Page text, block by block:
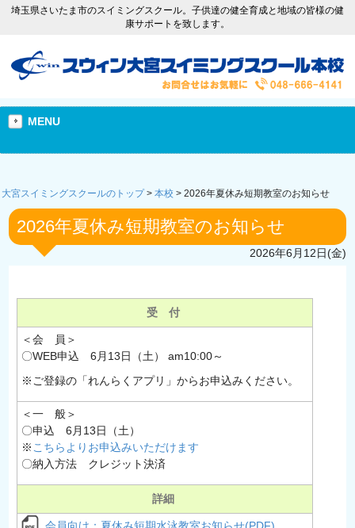
埼玉県さいたま市のスイミングスクール。子供達の健全育成と地域の皆様の健
康サポートを致します。
MENU
大宮スイミングスクールのトップ> 本校 > 2026年夏休み短期教室のお知らせ
2026年夏休み短期教室のお知らせ
2026年6月12日(金)
受 付
＜会 員＞
〇WEB申込 6月13日（土） am10:00～
※ご登録の「れんらくアプリ」からお申込みください。
＜一 般＞
〇申込 6月13日（土）
※ こちらよりお申込みいただけます
〇納入方法 クレジット決済
詳細